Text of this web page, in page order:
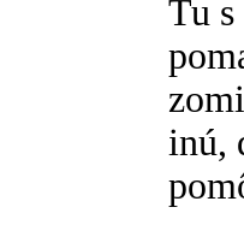
Tu s
inú,